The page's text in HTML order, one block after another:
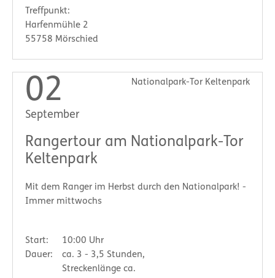
Treffpunkt:
Harfenmühle 2
55758 Mörschied
02
September
Nationalpark-Tor Keltenpark
Rangertour am Nationalpark-Tor
Keltenpark
Mit dem Ranger im Herbst durch den Nationalpark! -
Immer mittwochs
Start:
10:00 Uhr
Dauer:
ca. 3 - 3,5 Stunden,
Streckenlänge ca.